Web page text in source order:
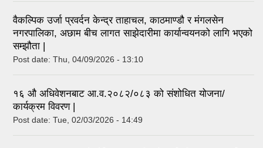
वैकल्पिक उर्जा प्रवर्दन केन्द्र ताहाचल, काठमाण्डौ र मंगलसेन
नगरपालिका, अछाम बीच लागत साझेदारीमा कार्यान्वयनको लागि भएको
सम्झौता |
Post date: Thu, 04/09/2026 - 13:10
१६ औ अधिवेशनबाट आ.व.२०८२/०८३ को संशोधित योजना/
कार्यक्रम विवरण |
Post date: Tue, 02/03/2026 - 14:49